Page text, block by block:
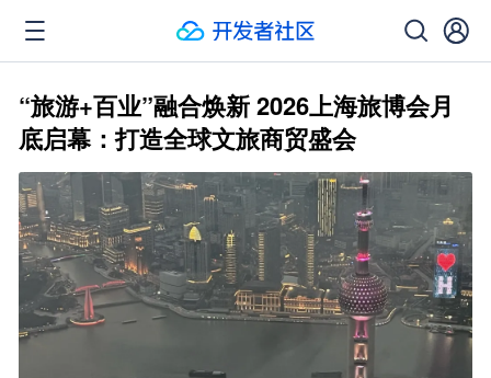
“旅游+百业”融合焕新 2026上海旅博会月
底启幕：打造全球文旅商贸盛会